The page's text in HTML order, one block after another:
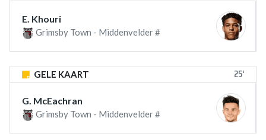
E. Khouri
Grimsby Town - Middenvelder #
GELE KAART 25'
G. McEachran
Grimsby Town - Middenvelder #